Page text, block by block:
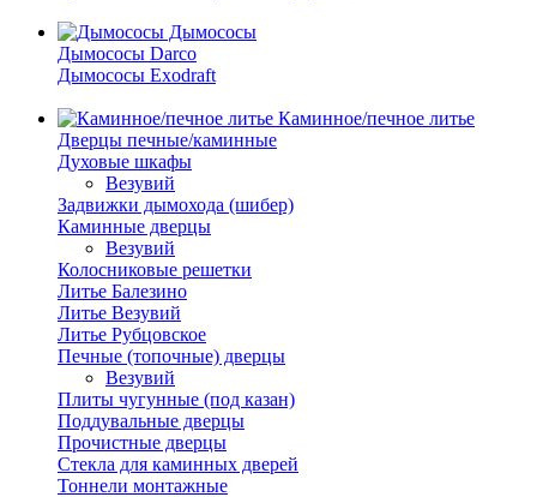
Дымососы
Дымососы Darco
Дымососы Exodraft
Каминное/печное литье
Дверцы печные/каминные
Духовые шкафы
Везувий
Задвижки дымохода (шибер)
Каминные дверцы
Везувий
Колосниковые решетки
Литье Балезино
Литье Везувий
Литье Рубцовское
Печные (топочные) дверцы
Везувий
Плиты чугунные (под казан)
Поддувальные дверцы
Прочистные дверцы
Стекла для каминных дверей
Тоннели монтажные